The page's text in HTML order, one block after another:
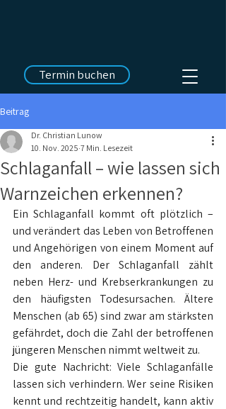
Termin buchen
Beitrag
Schlaganfall – wie lassen sich
Warnzeichen erkennen?
Dr. Christian Lunow
10. Nov. 2025 7 Min. Lesezeit
Ein Schlaganfall kommt oft plötzlich –
und verändert das Leben von Betroffenen
und Angehörigen von einem Moment auf
den anderen. Der Schlaganfall zählt
neben Herz- und Krebserkrankungen zu
den häufigsten Todesursachen. Ältere
Menschen (ab 65) sind zwar am stärksten
gefährdet, doch die Zahl der betroffenen
jüngeren Menschen nimmt weltweit zu.
Die gute Nachricht: Viele Schlaganfälle
lassen sich verhindern. Wer seine Risiken
kennt und rechtzeitig handelt, kann aktiv